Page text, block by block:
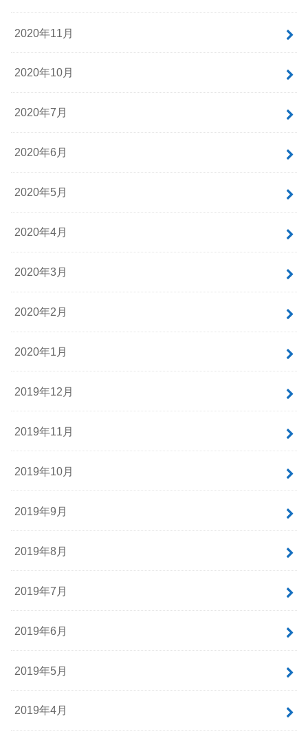
2020年11月
2020年10月
2020年7月
2020年6月
2020年5月
2020年4月
2020年3月
2020年2月
2020年1月
2019年12月
2019年11月
2019年10月
2019年9月
2019年8月
2019年7月
2019年6月
2019年5月
2019年4月